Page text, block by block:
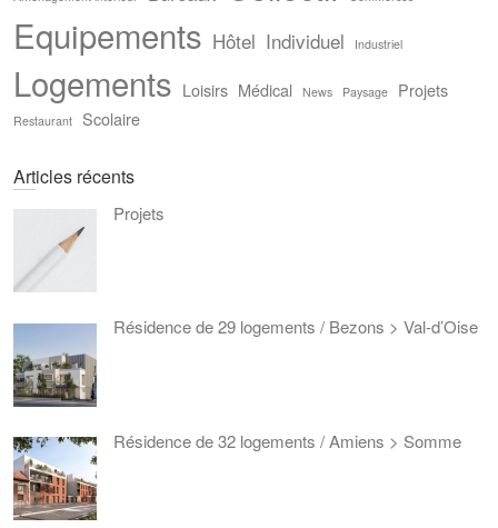
Equipements Hôtel Individuel Industriel
Logements Loisirs Médical News Paysage Projets
Restaurant Scolaire
Articles récents
Projets
Résidence de 29 logements / Bezons > Val-d’Oise
Résidence de 32 logements / Amiens > Somme